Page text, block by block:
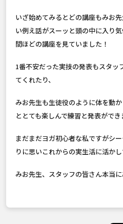
いざ始めてみるとどの講座もみお
い例え話がスーッと頭の中に入り
間ほどの講座を見ていました！
1番不安だった実技の発表もスタッ
てくれたり、
みお先生も生徒役のように体を動
ととても楽しんで練習と発表ができ
まだまだヨガ初心者な私ですがシ
りに思いこれからの実生活に活かし
みお先生、スタッフの皆さん本当